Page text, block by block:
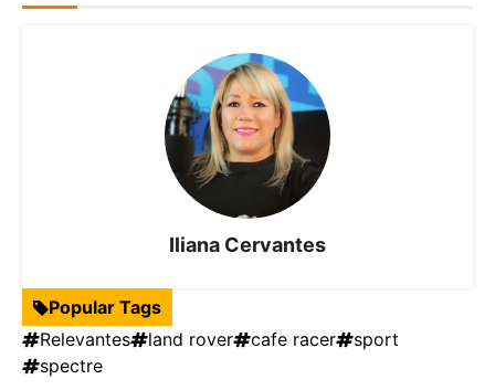
Iliana Cervantes
Popular Tags
Relevantes
land rover cafe racer
sport
spectre